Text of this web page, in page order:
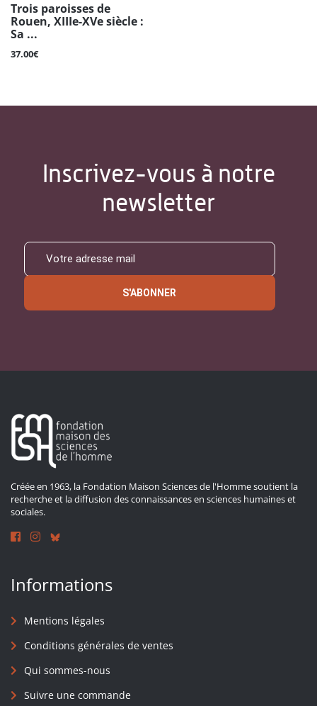
Trois paroisses de
Rouen, XIIIe-XVe siècle :
Sa ...
37.00€
Inscrivez-vous à notre
newsletter
S'ABONNER
Créée en 1963, la Fondation Maison Sciences de l'Homme soutient la
recherche et la diffusion des connaissances en sciences humaines et
sociales.
Informations
Mentions légales
Conditions générales de ventes
Qui sommes-nous
Suivre une commande